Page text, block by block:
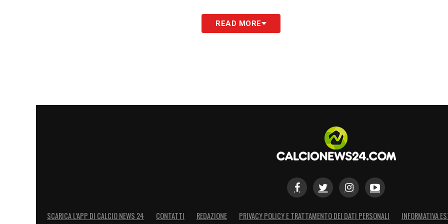
READ MORE
SCARICA L’APP DI CALCIO NEWS 24 CONTATTI REDAZIONE PRIVACY POLICY E TRATTAMENTO DEI DATI PERSONALI INFORMATIVA